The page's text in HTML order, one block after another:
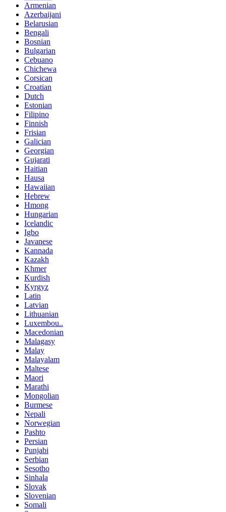
Armenian
Azerbaijani
Belarusian
Bengali
Bosnian
Bulgarian
Cebuano
Chichewa
Corsican
Croatian
Dutch
Estonian
Filipino
Finnish
Frisian
Galician
Georgian
Gujarati
Haitian
Hausa
Hawaiian
Hebrew
Hmong
Hungarian
Icelandic
Igbo
Javanese
Kannada
Kazakh
Khmer
Kurdish
Kyrgyz
Latin
Latvian
Lithuanian
Luxembou..
Macedonian
Malagasy
Malay
Malayalam
Maltese
Maori
Marathi
Mongolian
Burmese
Nepali
Norwegian
Pashto
Persian
Punjabi
Serbian
Sesotho
Sinhala
Slovak
Slovenian
Somali